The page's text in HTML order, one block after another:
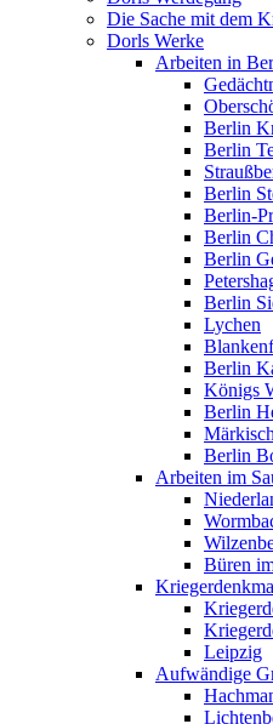
Die Sache mit dem
Dorls Werke
Arbeiten in
Berlin
Berlin
Berlin
Berlin-
Berlin
Berlin
Berlin
Lychen
Berlin
Königs
Berlin
Berlin
Arbeiten im
Büren
Leipzig
Aufwändige